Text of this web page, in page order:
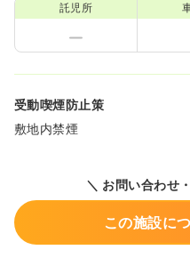
託児所
受動喫煙防止策
敷地内禁煙
＼ お問い合わせ
この施設に